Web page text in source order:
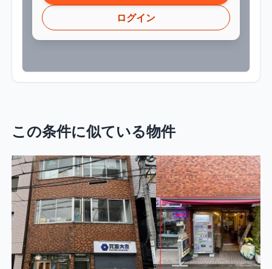
ログイン
この条件に似ている物件